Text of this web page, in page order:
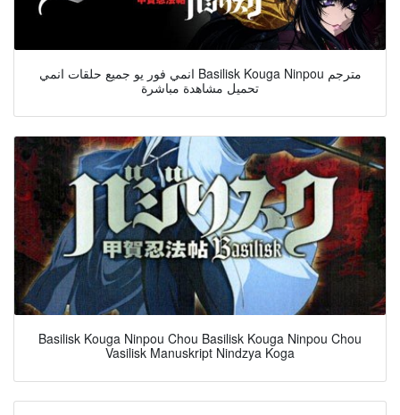
انمي فور يو جميع حلقات انمي Basilisk Kouga Ninpou مترجم
تحميل مشاهدة مباشرة
Basilisk Kouga Ninpou Chou Basilisk Kouga Ninpou Chou
Vasilisk Manuskript Nindzya Koga